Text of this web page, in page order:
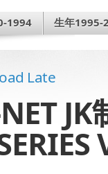
1994 生年1995-
Late